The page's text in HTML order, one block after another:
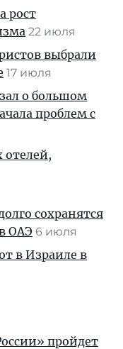
рост
22 июля
выбрали
17 июля
о большом
проблем с
отелей,
сохранятся
ОАЭ 6 июля
в Израиле в
пройдет